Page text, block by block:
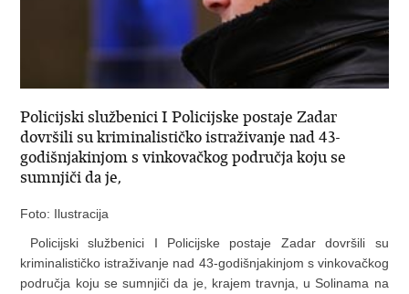
Policijski službenici I Policijske postaje Zadar
dovršili su kriminalističko istraživanje nad 43-
godišnjakinjom s vinkovačkog područja koju se
sumnjiči da je,
Foto: Ilustracija
Policijski službenici I Policijske postaje Zadar dovršili su
kriminalističko istraživanje nad 43-godišnjakinjom s vinkovačkog
područja koju se sumnjiči da je, krajem travnja, u Solinama na